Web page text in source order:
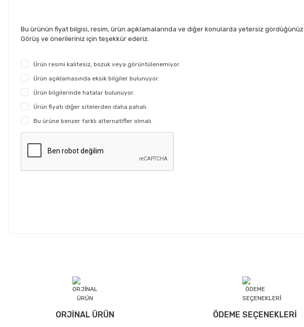
Bu ürünün fiyat bilgisi, resim, ürün açıklamalarında ve diğer konularda yetersiz
Görüş ve önerileriniz için teşekkür ederiz.
Ürün resmi kalitesiz, bozuk veya görüntülenemiyor.
Ürün açıklamasında eksik bilgiler bulunuyor.
Ürün bilgilerinde hatalar bulunuyor.
Ürün fiyatı diğer sitelerden daha pahalı.
Bu ürüne benzer farklı alternatifler olmalı.
ORJİNAL ÜRÜN ÖDEME SEÇENEKLERİ